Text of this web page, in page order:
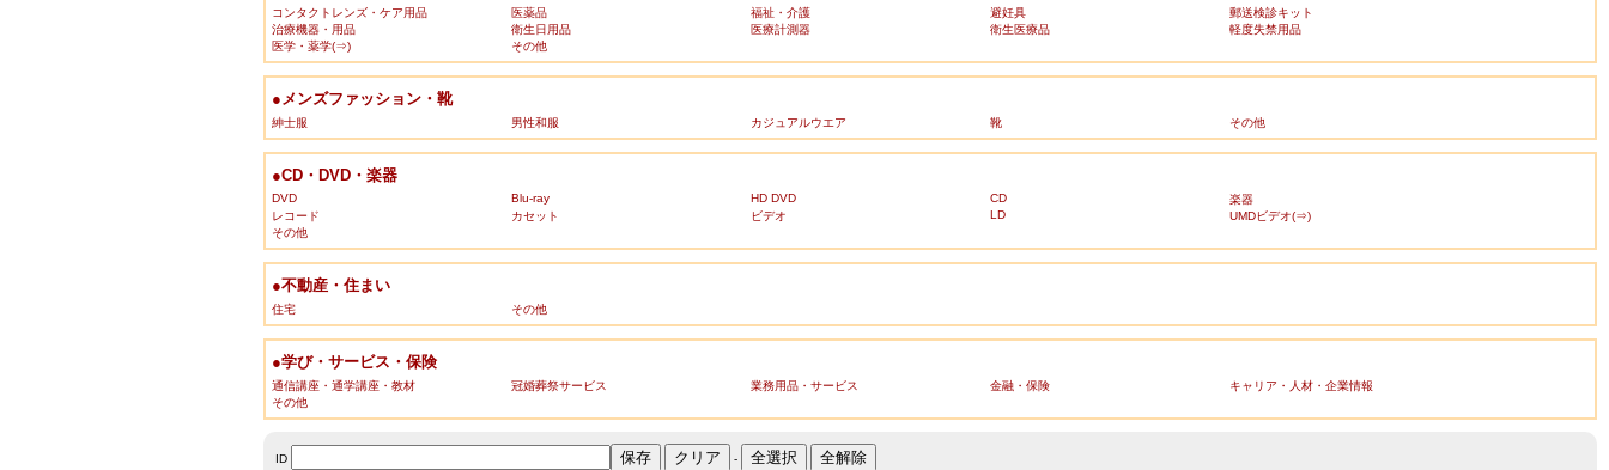
コンタクトレンズ・ケア用品 医薬品 福祉・介護 避妊具
郵送検診キット
治療機器・用品
衛生日用品 医療計測器 衛生医療品
軽度失禁用品
医学・薬学(⇒)
その他
●メンズファッション・靴
紳士服 男性和服 カジュアルウエア 靴 その他
●CD・DVD・楽器
DVD Blu-ray HD DVD CD
楽器
レコード
カセット ビデオ LD
UMDビデオ(⇒)
その他
●不動産・住まい
住宅 その他
●学び・サービス・保険
通信講座・通学講座・教材 冠婚葬祭サービス 業務用品・サービス 金融・保険
キャリア・人材・企業情報
その他
ID -